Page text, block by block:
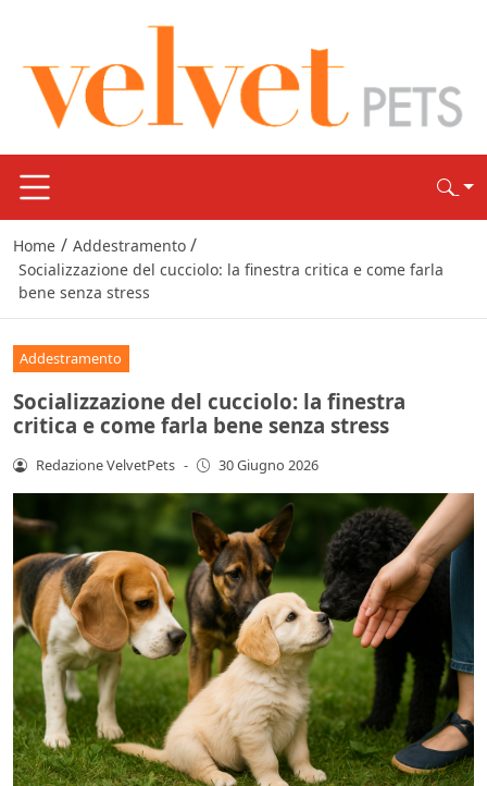
Home / Addestramento /
Socializzazione del cucciolo: la finestra critica e come farla
bene senza stress
Addestramento
Socializzazione del cucciolo: la finestra
critica e come farla bene senza stress
Redazione VelvetPets - 30 Giugno 2026